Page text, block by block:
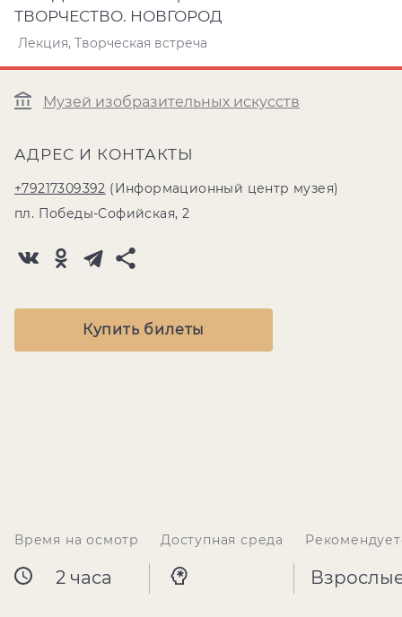
ТВОРЧЕСТВО. НОВГОРОД
Лекция, Творческая встреча
Музей изобразительных искусств
АДРЕС И КОНТАКТЫ
+79217309392 (Информационный центр музея)
пл. Победы-Софийская, 2
Купить билеты
Время на осмотр
2 часа
Доступная среда